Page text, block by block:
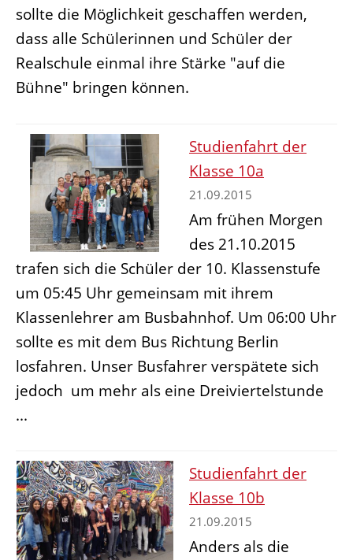
sollte die Möglichkeit geschaffen werden,
dass alle Schülerinnen und Schüler der
Realschule einmal ihre Stärke "auf die
Bühne" bringen können.
Studienfahrt der
Klasse 10a
21.09.2015
Am frühen Morgen
des 21.10.2015
trafen sich die Schüler der 10. Klassenstufe
um 05:45 Uhr gemeinsam mit ihrem
Klassenlehrer am Busbahnhof. Um 06:00 Uhr
sollte es mit dem Bus Richtung Berlin
losfahren. Unser Busfahrer verspätete sich
jedoch um mehr als eine Dreiviertelstunde
...
Studienfahrt der
Klasse 10b
21.09.2015
Anders als die